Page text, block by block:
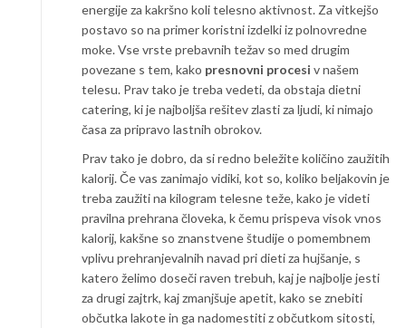
energije za kakršno koli telesno aktivnost. Za vitkejšo
postavo so na primer koristni izdelki iz polnovredne
moke. Vse vrste prebavnih težav so med drugim
povezane s tem, kako presnovni procesi v našem
telesu. Prav tako je treba vedeti, da obstaja dietni
catering, ki je najboljša rešitev zlasti za ljudi, ki nimajo
časa za pripravo lastnih obrokov.
Prav tako je dobro, da si redno beležite količino zaužitih
kalorij. Če vas zanimajo vidiki, kot so, koliko beljakovin je
treba zaužiti na kilogram telesne teže, kako je videti
pravilna prehrana človeka, k čemu prispeva visok vnos
kalorij, kakšne so znanstvene študije o pomembnem
vplivu prehranjevalnih navad pri dieti za hujšanje, s
katero želimo doseči raven trebuh, kaj je najbolje jesti
za drugi zajtrk, kaj zmanjšuje apetit, kako se znebiti
občutka lakote in ga nadomestiti z občutkom sitosti,